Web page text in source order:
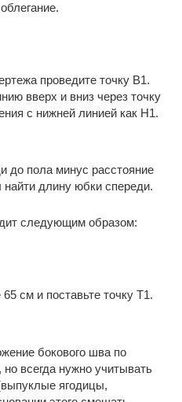
проведите точку B1.
вверх и вниз через точку
с нижней линией как H1.
до пола минус расстояние
длину юбки спереди.
следующим образом:
см и поставьте точку T1.
бокового шва по
всегда нужно учитывать
ягодицы,